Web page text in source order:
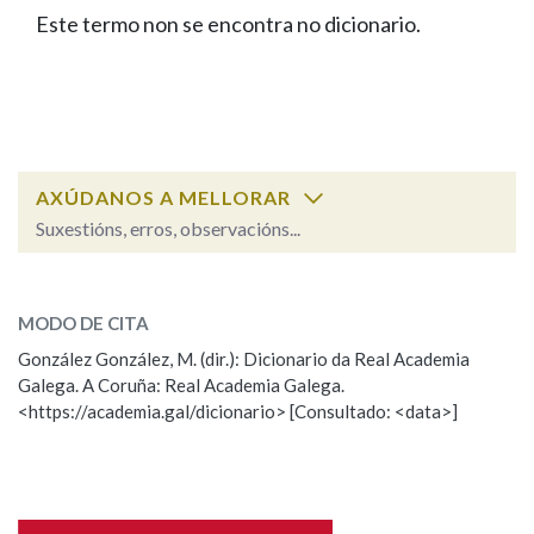
FIGURAS HOMENAXEADAS
PORTAL DAS PALABRAS
Facebook
TwitterYoutubeInstagram
Bluesky
BUSCAR NOS LEMAS
Remata por
BUSCAR NO CONTIDO
Nas definicións
Este termo non se encontra no dicionario.
AXÚDANOS A MELLORAR
Suxestións, erros, observacións...
Observación
Nome
MODO DE CITA
González González, M. (dir.): Dicionario da Real Academia
Galega. A Coruña: Real Academia Galega.
<https://academia.gal/dicionario> [Consultado: <data>]